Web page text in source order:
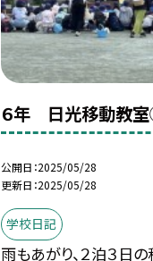
６年 日光移動教
公開日 2025/05/28
更新日 2025/05/28
学校日記
雨もあがり、２泊３日